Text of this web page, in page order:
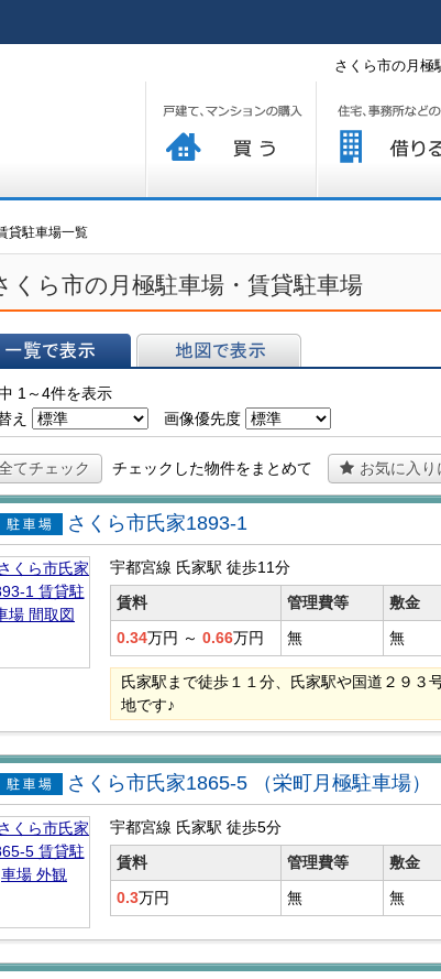
さくら市の月極
貸駐車場一覧
くら市の月極駐車場・賃貸駐車場
1～4件を表示
え
画像優先度
てチェック チェックした物件をまとめて お気に入り
貸駐車
さくら市氏家1893-1
宇都宮線 氏家駅 徒歩11分
賃料
管理費等 敷金
0.34万円 ～ 0.66万円 無 無
氏家駅まで徒歩１１分、氏家駅や国道２９３
地です♪
貸駐車
さくら市氏家1865-5 （栄町月極駐車場）
宇都宮線 氏家駅 徒歩5分
賃料
管理費等 敷金
0.3万円 無 無